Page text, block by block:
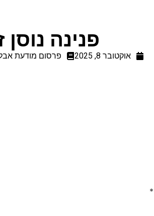
פנינה נוסן
אוקטובר 8, 2025
פרסום מודעת אבל
*